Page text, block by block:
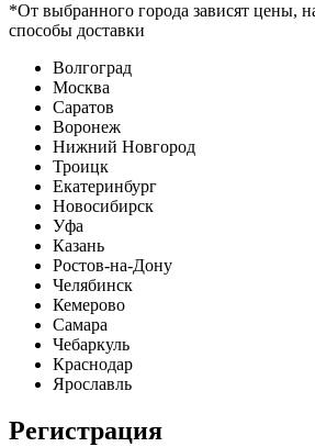
*От выбранного города зависят цены,
способы доставки
Волгоград
Москва
Саратов
Воронеж
Нижний Новгород
Троицк
Екатеринбург
Новосибирск
Уфа
Казань
Ростов-на-Дону
Челябинск
Кемерово
Самара
Чебаркуль
Краснодар
Ярославль
Регистрация